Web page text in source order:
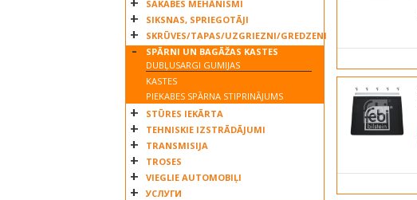
SAKABES MEHĀNISMI
SIKSNAS, SPRIEGOTĀJI
SKRŪVES/TAPAS/UZGRIEZNI/GREDZENI
SPĀRNI UN BAGĀŽAS KASTES
DUBĻUSARGI GUMIJAS
KASTES
PIEKABES SPĀRNA STIPRINĀJUMS
STŪRES IEKĀRTA
TEHNISKIE IZSTRĀDĀJUMI
TRANSMISIJA
TROSES
VIEGLIE AUTOMOBIĻI
УСЛУГИ